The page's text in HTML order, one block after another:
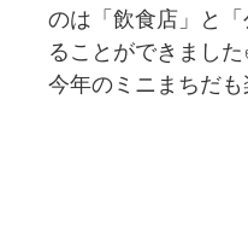
のは「飲食店」と
ることができまし
今年のミニまちだ